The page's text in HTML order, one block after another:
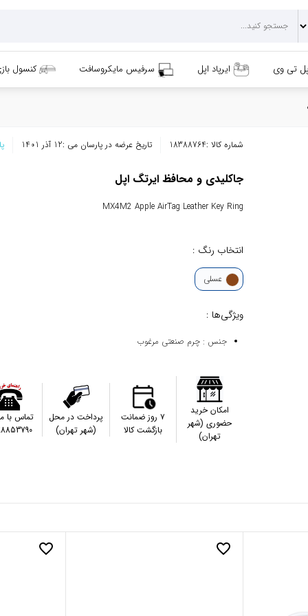
تی وی ایرپاد اپل سرفیس مایکروسافت کنسول
شماره کالا :18388764 تاریخ عرضه در پارسان می :12 آذر 1401
جاکلیدی و محافظ ایرتگ اپل
MX4M2 Apple AirTag Leather Key Ring
انتخاب رنگ :
عسلی
ویژگی‌ها :
جنس : چرم صنعتی مرغوب
امکان خرید
حضوری (شهر
تهران)
۷ روز ضمانت
بازگشت کالا
پرداخت در محل
(شهر تهران)
تماس با
favorite_border
favorite_border